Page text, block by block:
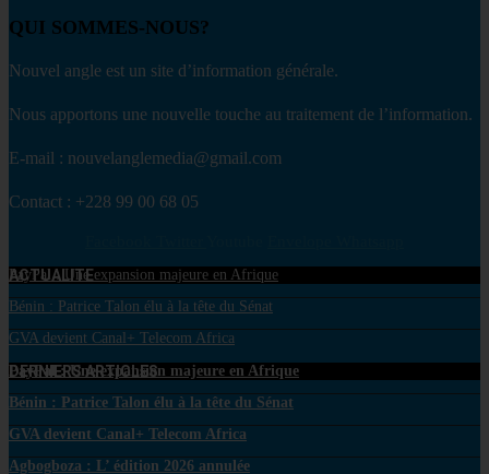
QUI SOMMES-NOUS?
Nouvel angle est un site d’information générale.
Nous apportons une nouvelle touche au traitement de l’information.
E-mail : nouvelanglemedia@gmail.com
Contact : +228 99 00 68 05
ACTUALITE
PayPal : Une expansion majeure en Afrique
Bénin : Patrice Talon élu à la tête du Sénat
GVA devient Canal+ Telecom Africa
DERNIERS ARTICLES
PayPal : Une expansion majeure en Afrique
Bénin : Patrice Talon élu à la tête du Sénat
GVA devient Canal+ Telecom Africa
Agbogboza : L’ édition 2026 annulée